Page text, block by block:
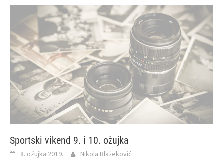
Sportski vikend 9. i 10. ožujka
8. ožujka 2019. Nikola Blažeković